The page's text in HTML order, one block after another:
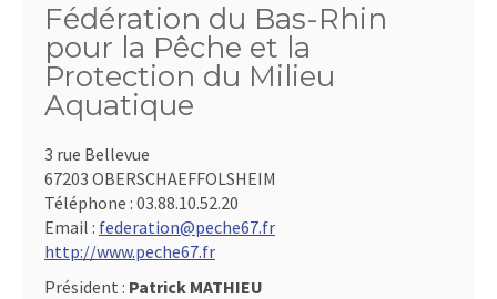
Fédération du Bas-Rhin
pour la Pêche et la
Protection du Milieu
Aquatique
3 rue Bellevue
67203 OBERSCHAEFFOLSHEIM
Téléphone : 03.88.10.52.20
Email : federation@peche67.fr
http://www.peche67.fr
Président : Patrick MATHIEU